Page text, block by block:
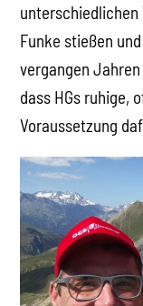
unterschiedlichen
Funke stießen
vergangen
dass HGs ruhige,
Voraussetzung